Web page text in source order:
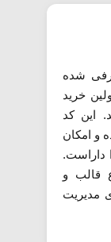
شده
اولین خرید
این کد
و امکان
داراست.
قالب و
مدیریت